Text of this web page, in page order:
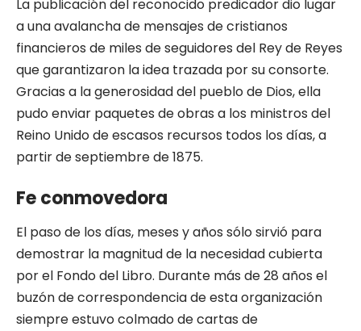
La publicación del reconocido predicador dio lugar
a una avalancha de mensajes de cristianos
financieros de miles de seguidores del Rey de Reyes
que garantizaron la idea trazada por su consorte.
Gracias a la generosidad del pueblo de Dios, ella
pudo enviar paquetes de obras a los ministros del
Reino Unido de escasos recursos todos los días, a
partir de septiembre de 1875.
Fe conmovedora
El paso de los días, meses y años sólo sirvió para
demostrar la magnitud de la necesidad cubierta
por el Fondo del Libro. Durante más de 28 años el
buzón de correspondencia de esta organización
siempre estuvo colmado de cartas de